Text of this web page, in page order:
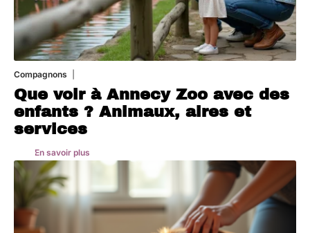
Compagnons
Que voir à Annecy Zoo avec des
enfants ? Animaux, aires et
services
En savoir plus